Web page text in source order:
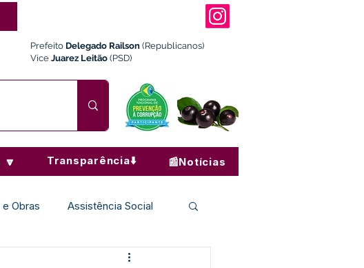
Prefeito Delegado Railson (Republicanos)
Vice Juarez Leitão (PSD)
Transparência⬇️ 📰Notícias
Obras Assistência Social
Institucional e Governo